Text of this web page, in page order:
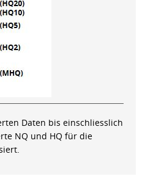
Daten bis einschliesslich
NQ und HQ für die